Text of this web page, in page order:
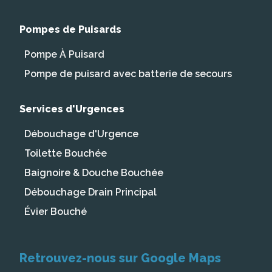
Pompes de Puisards
Pompe À Puisard
Pompe de puisard avec batterie de secours
Services d'Urgences
Débouchage d'Urgence
Toilette Bouchée
Baignoire & Douche Bouchée
Débouchage Drain Principal
Évier Bouché
Retrouvez-nous sur Google Maps